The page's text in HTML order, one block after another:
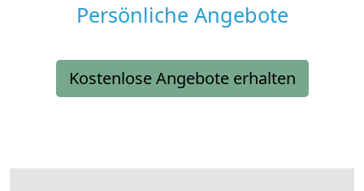
Persönliche Angebote
Kostenlose Angebote erhalten